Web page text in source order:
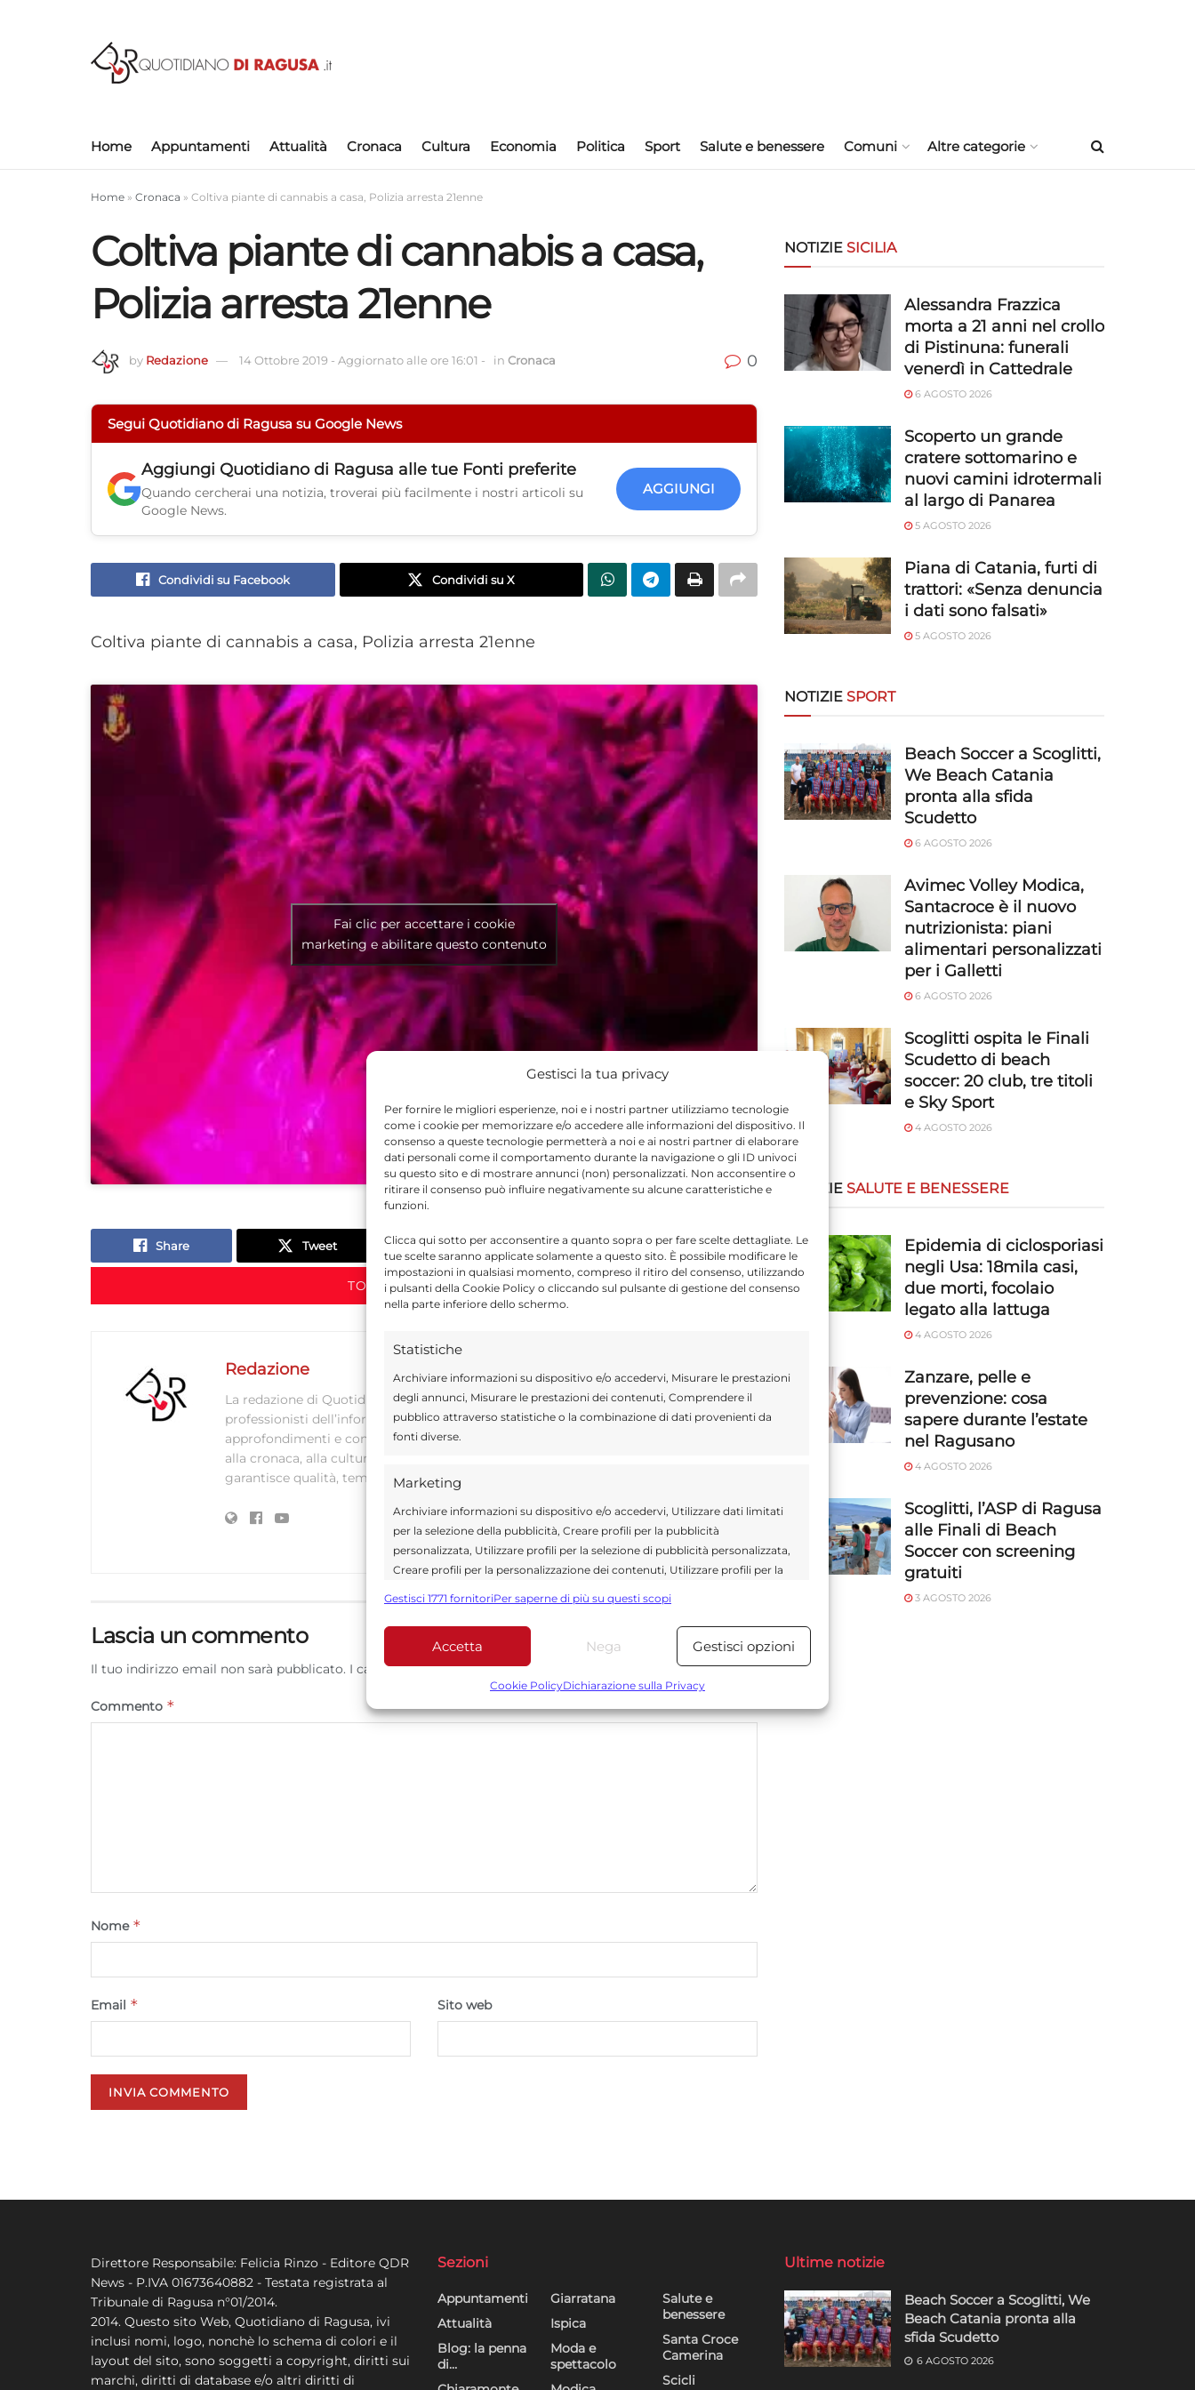
Gestisci la tua privacy
Per fornire le migliori esperienze, noi e i nostri partner utilizziamo tecnologie
come i cookie per memorizzare e/o accedere alle informazioni del dispositivo. Il
consenso a queste tecnologie permetterà a noi e ai nostri partner di elaborare
dati personali come il comportamento durante la navigazione o gli ID univoci
su questo sito e di mostrare annunci (non) personalizzati. Non acconsentire o
ritirare il consenso può influire negativamente su alcune caratteristiche e
funzioni.
Clicca qui sotto per acconsentire a quanto sopra o per fare scelte dettagliate. Le
tue scelte saranno applicate solamente a questo sito. È possibile modificare le
impostazioni in qualsiasi momento, compreso il ritiro del consenso, utilizzando
i pulsanti della Cookie Policy o cliccando sul pulsante di gestione del consenso
nella parte inferiore dello schermo.
Statistiche
Archiviare informazioni su dispositivo e/o accedervi, Misurare le prestazioni
degli annunci, Misurare le prestazioni dei contenuti, Comprendere il
pubblico attraverso statistiche o la combinazione di dati provenienti da
fonti diverse.
Marketing
Archiviare informazioni su dispositivo e/o accedervi, Utilizzare dati limitati
per la selezione della pubblicità, Creare profili per la pubblicità
personalizzata, Utilizzare profili per la selezione di pubblicità personalizzata,
Creare profili per la personalizzazione dei contenuti, Utilizzare profili per la
Utilizzare dati limitati per la selezione dei contenuti.
Funzionalità Sempre attivo
Abbinare e combinare dati provenienti da altre fonti di dati,
alle informazioni trasmesse automaticamente.
scelte sulla privacy.
Gestisci 1771 fornitoriPer saperne di più su questi scopi
Accetta Nega Gestisci opzioni
Cookie PolicyDichiarazione sulla Privacy
Home Appuntamenti Attualità Cronaca Cultura Economia Politica Sport Salute e benessere Comuni Altre categorie
Home » Cronaca » Coltiva piante di cannabis a casa, Polizia arresta 21enne
Coltiva piante di cannabis a casa,
Polizia arresta 21enne
by Redazione 14 Ottobre 2019 - Aggiornato alle ore 16:01 - in Cronaca 0
Segui Quotidiano di Ragusa su Google News
Aggiungi Quotidiano di Ragusa alle tue Fonti preferite
Quando cercherai una notizia, troverai più facilmente i nostri articoli su
Google News.
AGGIUNGI
Condividi su Facebook Condividi su X
Coltiva piante di cannabis a casa, Polizia arresta 21enne
Fai clic per accettare i cookie
marketing e abilitare questo contenuto
Share Tweet Send Share
TORNA IN CRONACA
Redazione
La redazione di Quotidianodiragusa.it è composta da giornalisti, collaboratori e
professionisti dell’informazione che ogni giorno lavorano per offrire notizie,
approfondimenti e contenuti accurati dedicati alla Sicilia, all’attualità, alla politica,
alla cronaca, alla cultura e allo sport. Un team dinamico e indipendente che
garantisce qualità, tempestività e affidabilità.
Lascia un commento
Il tuo indirizzo email non sarà pubblicato. I campi obbligatori sono contrassegnati
Commento *
Nome *
Email * Sito web
NOTIZIE SICILIA
Alessandra Frazzica
morta a 21 anni nel crollo
di Pistinuna: funerali
venerdì in Cattedrale
6 AGOSTO 2026
Scoperto un grande
cratere sottomarino e
nuovi camini idrotermali
al largo di Panarea
5 AGOSTO 2026
Piana di Catania, furti di
trattori: «Senza denuncia
i dati sono falsati»
5 AGOSTO 2026
NOTIZIE SPORT
Beach Soccer a Scoglitti,
We Beach Catania
pronta alla sfida
Scudetto
6 AGOSTO 2026
Avimec Volley Modica,
Santacroce è il nuovo
nutrizionista: piani
alimentari personalizzati
per i Galletti
6 AGOSTO 2026
Scoglitti ospita le Finali
Scudetto di beach
soccer: 20 club, tre titoli
e Sky Sport
4 AGOSTO 2026
NOTIZIE SALUTE E BENESSERE
Epidemia di ciclosporiasi
negli Usa: 18mila casi,
due morti, focolaio
legato alla lattuga
4 AGOSTO 2026
Zanzare, pelle e
prevenzione: cosa
sapere durante l’estate
nel Ragusano
4 AGOSTO 2026
Scoglitti, l’ASP di Ragusa
alle Finali di Beach
Soccer con screening
gratuiti
3 AGOSTO 2026
Direttore Responsabile: Felicia Rinzo - Editore QDR
News - P.IVA 01673640882 - Testata registrata al
Tribunale di Ragusa n°01/2014.
2014. Questo sito Web, Quotidiano di Ragusa, ivi
inclusi nomi, logo, nonchè lo schema di colori e il
layout del sito, sono soggetti a copyright, diritti sui
marchi, diritti di database e/o altri diritti di
Sezioni
Appuntamenti
Attualità
Blog: la penna
di…
Giarratana
Ispica
Moda e
spettacolo
Salute e
benessere
Santa Croce
Camerina
Scicli
Ultime notizie
Beach Soccer a Scoglitti, We
Beach Catania pronta alla
sfida Scudetto
6 AGOSTO 2026